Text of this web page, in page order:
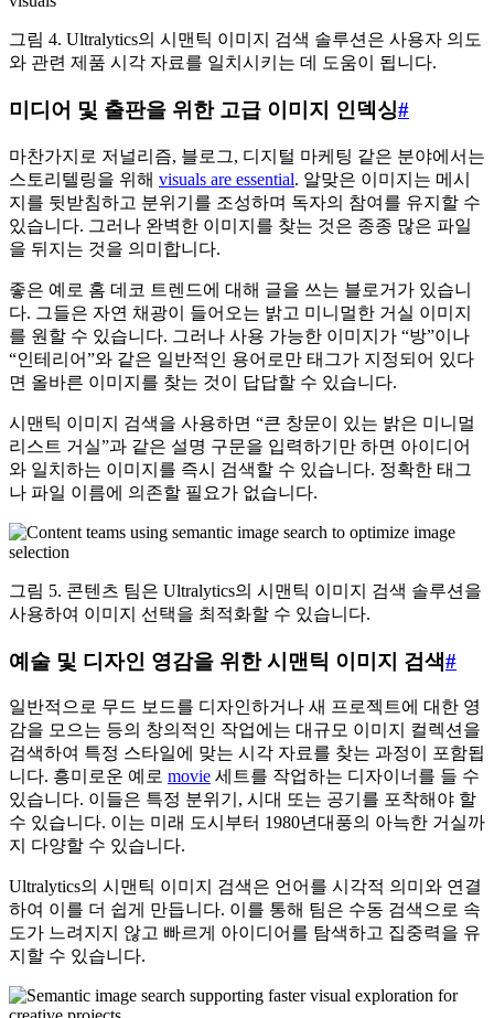
그림 4. Ultralytics의 시맨틱 이미지 검색 솔루션은 사용자 의도
와 관련 제품 시각 자료를 일치시키는 데 도움이 됩니다.
미디어 및 출판을 위한 고급 이미지 인덱싱#
마찬가지로 저널리즘, 블로그, 디지털 마케팅 같은 분야에서는
스토리텔링을 위해 visuals are essential. 알맞은 이미지는 메시
지를 뒷받침하고 분위기를 조성하며 독자의 참여를 유지할 수
있습니다. 그러나 완벽한 이미지를 찾는 것은 종종 많은 파일
을 뒤지는 것을 의미합니다.
좋은 예로 홈 데코 트렌드에 대해 글을 쓰는 블로거가 있습니
다. 그들은 자연 채광이 들어오는 밝고 미니멀한 거실 이미지
를 원할 수 있습니다. 그러나 사용 가능한 이미지가 “방”이나
“인테리어”와 같은 일반적인 용어로만 태그가 지정되어 있다
면 올바른 이미지를 찾는 것이 답답할 수 있습니다.
시맨틱 이미지 검색을 사용하면 “큰 창문이 있는 밝은 미니멀
리스트 거실”과 같은 설명 구문을 입력하기만 하면 아이디어
와 일치하는 이미지를 즉시 검색할 수 있습니다. 정확한 태그
나 파일 이름에 의존할 필요가 없습니다.
그림 5. 콘텐츠 팀은 Ultralytics의 시맨틱 이미지 검색 솔루션을
사용하여 이미지 선택을 최적화할 수 있습니다.
예술 및 디자인 영감을 위한 시맨틱 이미지 검색#
일반적으로 무드 보드를 디자인하거나 새 프로젝트에 대한 영
감을 모으는 등의 창의적인 작업에는 대규모 이미지 컬렉션을
검색하여 특정 스타일에 맞는 시각 자료를 찾는 과정이 포함됩
니다. 흥미로운 예로 movie 세트를 작업하는 디자이너를 들 수
있습니다. 이들은 특정 분위기, 시대 또는 공기를 포착해야 할
수 있습니다. 이는 미래 도시부터 1980년대풍의 아늑한 거실까
지 다양할 수 있습니다.
Ultralytics의 시맨틱 이미지 검색은 언어를 시각적 의미와 연결
하여 이를 더 쉽게 만듭니다. 이를 통해 팀은 수동 검색으로 속
도가 느려지지 않고 빠르게 아이디어를 탐색하고 집중력을 유
지할 수 있습니다.